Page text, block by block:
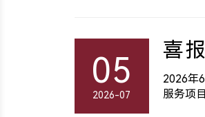
05
2026-07
喜
2026年
服务项目